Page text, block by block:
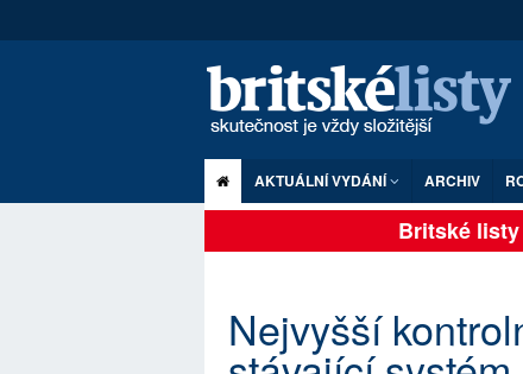
AKTUÁLNÍ VYDÁNÍ ARCHIV
Britské listy
Nejvyšší